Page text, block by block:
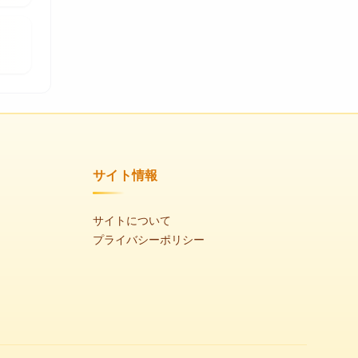
サイト情報
サイトについて
プライバシーポリシー